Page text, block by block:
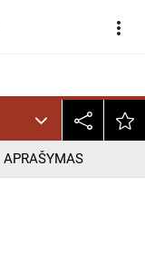
more_vert
APRAŠYMAS